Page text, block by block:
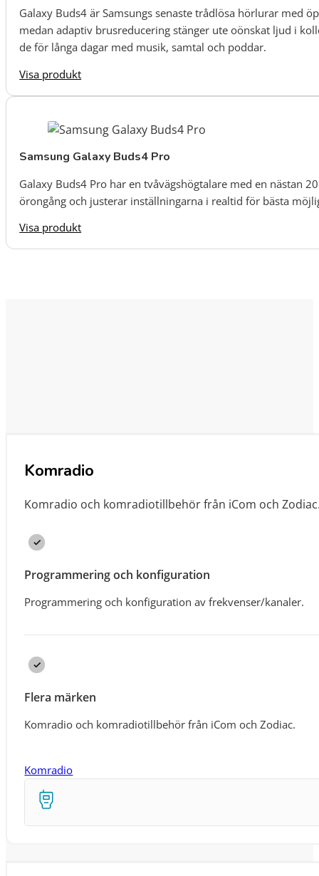
Galaxy Buds4 är Samsungs senaste trådlösa hörlurar med
medan adaptiv brusreducering stänger ute oönskat ljud i
de för långa dagar med musik, samtal och poddar.
Visa produkt
Samsung Galaxy Buds4 Pro
Galaxy Buds4 Pro har en tvåvägshögtalare med en nästan
örongång och justerar inställningarna i realtid för bästa
Visa produkt
Komradio
Komradio och komradiotillbehör från iCom och
Programmering och konfiguration
Programmering och konfiguration av frekvenser/kanaler.
Flera märken
Komradio och komradiotillbehör från iCom och Zodiac.
Komradio